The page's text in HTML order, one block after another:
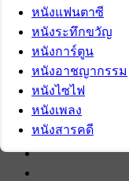
หนังแฟนตาซี
หนังระทึกขวัญ
หนังการ์ตูน
หนังอาชญากรรม
หนังไซไฟ
หนังเพลง
หนังสารคดี